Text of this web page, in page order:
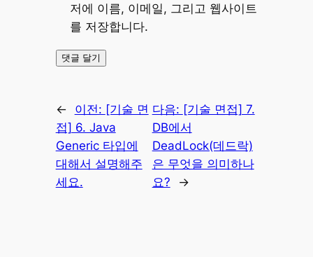
저에 이름, 이메일, 그리고 웹사이트
를 저장합니다.
← 이전: [기술 면
접] 6. Java
Generic 타입에
대해서 설명해주
세요.
다음: [기술 면접] 7.
DB에서
DeadLock(데드락)
은 무엇을 의미하나
요?
→